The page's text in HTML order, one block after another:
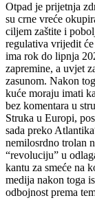
Otpad je prijetnja
su crne vreće
ciljem zaštite i
regulativa vrijedit
ima rok do lipnja
zapremine, a uvjet
zasunom. Nakon
kuće moraju imati
bez komentara u
Struka u Europi,
sada preko
nemilosrdno trolan
“revoluciju” u
kantu za smeće na
medija nakon toga
odbojnost prema